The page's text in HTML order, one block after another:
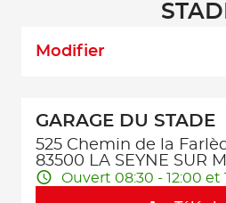
Modifier
GARAGE DU STADE
525 Chemin de la
83500 LA SEYNE SUR
Ouvert 08:30 - 12:00 et